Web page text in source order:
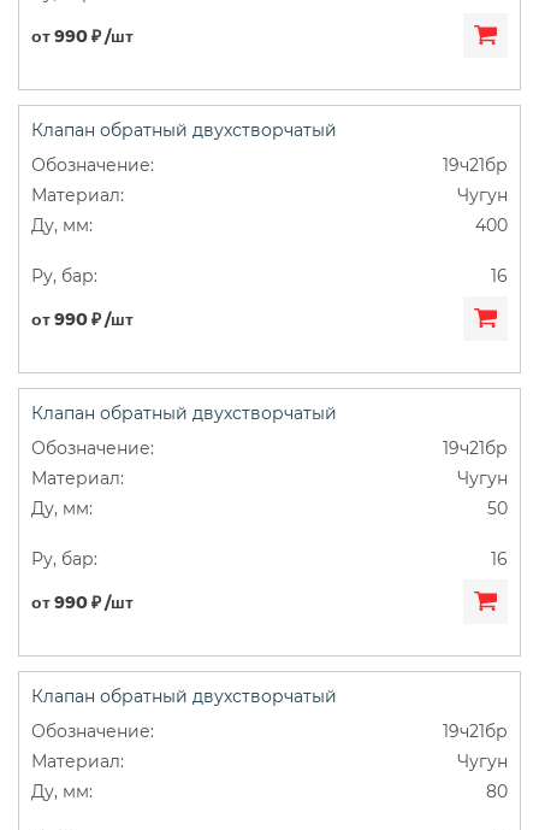
от 990 ₽ /шт
Клапан обратный двухстворчатый
19ч21бр
Чугун
400
16
от 990 ₽ /шт
Клапан обратный двухстворчатый
19ч21бр
Чугун
50
16
от 990 ₽ /шт
Клапан обратный двухстворчатый
19ч21бр
Чугун
80